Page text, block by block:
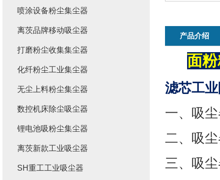
产品介绍
面
滤芯工
一、吸
二、吸
三、吸
喷涂设备粉尘集尘器
离茨品牌移动吸尘器
打磨粉尘收集集尘器
化纤粉尘工业集尘器
无尘上料粉尘集尘器
数控机床除尘吸尘器
锂电池吸粉尘集尘器
离茨新款工业吸尘器
SH重工工业吸尘器